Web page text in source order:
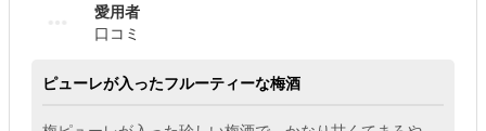
愛用者
口コミ
ピューレが入ったフルーティーな梅酒